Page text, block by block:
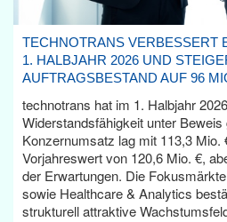
TECHNOTRANS VERBESSERT
1. HALBJAHR 2026 UND
AUFTRAGSBESTAND AUF 96
technotrans hat im 1. Halbjahr
Widerstandsfähigkeit unter
Konzernumsatz lag mit 113,3 Mio.
Vorjahreswert von 120,6 Mio. €,
der Erwartungen. Die
sowie Healthcare & Analytics
strukturell attraktive